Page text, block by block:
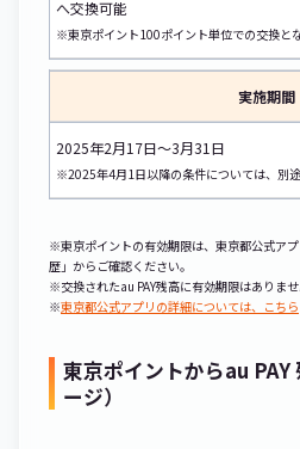
へ交換可能
※東京ポイント100ポイント単位での交換と
実施期間
2025年2月17日～3月31日
※2025年4月1日以降の条件については、別途
※東京ポイントの有効期限は、東京都公式ア
歴」からご確認ください。
※交換されたau PAY残高に有効期限はありませ
※東京都公式アプリの詳細については、こちら
東京ポイントからau PAY
ージ）